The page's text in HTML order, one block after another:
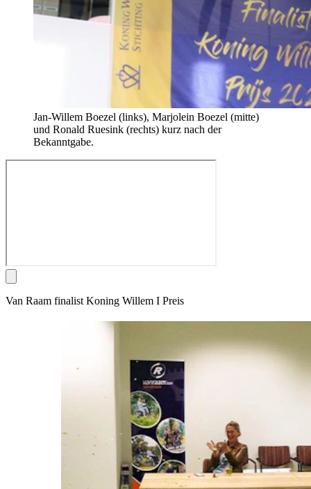
Jan-Willem Boezel (links), Marjolein Boezel (mitte)
und Ronald Ruesink (rechts) kurz nach der
Bekanntgabe.
Van Raam finalist Koning Willem I Preis